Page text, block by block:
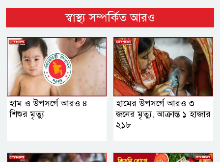
স্বাস্থ্য সম্পর্কিত আরও
হাম ও উপসর্গে আরও ৪
শিশুর মৃত্যু
হামের উপসর্গে আরও ৩
জনের মৃত্যু, আক্রান্ত ১ হাজার
২১৮